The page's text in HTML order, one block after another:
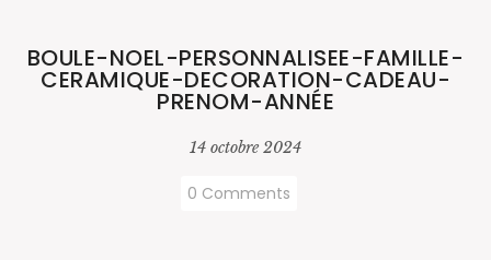
BOULE-NOEL-PERSONNALISEE-FAMILLE-
CERAMIQUE-DECORATION-CADEAU-
PRENOM-ANNÉE
14 octobre 2024
0 Comments